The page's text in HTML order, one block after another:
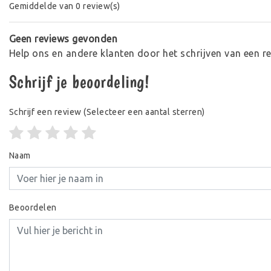
Gemiddelde van 0 review(s)
Geen reviews gevonden
Help ons en andere klanten door het schrijven van een
Schrijf je beoordeling!
Schrijf een review (Selecteer een aantal sterren)
Naam
Beoordelen